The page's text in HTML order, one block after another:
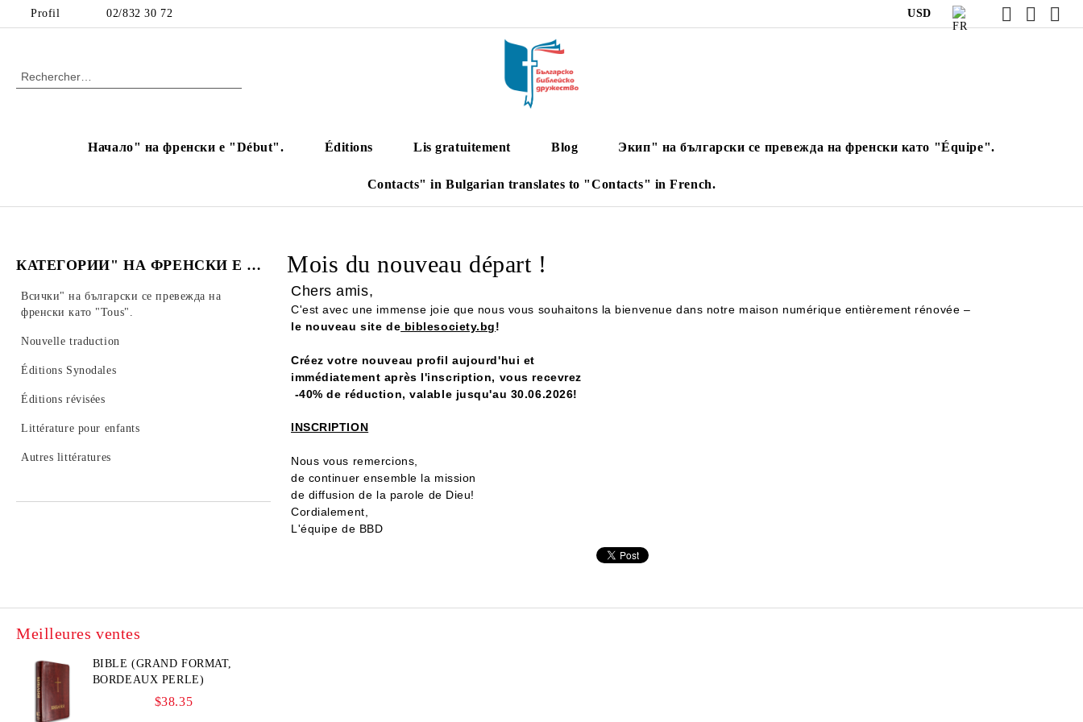
Profil 02/832 30 72 USD
Начало" на френски е "Début". Éditions Lis gratuitement Blog Экип" на български се превежда на френски като "Équipe".
Contacts" in Bulgarian translates to "Contacts" in French.
КАТЕГОРИИ" НА ФРЕНСКИ Е "CATÉGORIES".
Всички" на български се превежда на
френски като "Tous".
Nouvelle traduction
Éditions Synodales
Éditions révisées
Littérature pour enfants
Autres littératures
Mois du nouveau départ !
Chers amis,
C'est avec une immense joie que nous vous souhaitons la bienvenue dans notre maison numérique entièrement rénovée –
le nouveau site de biblesociety.bg!
Créez votre nouveau profil aujourd'hui et
immédiatement après l'inscription, vous recevrez
-40% de réduction, valable jusqu'au 30.06.2026!
INSCRIPTION
Nous vous remercions,
de continuer ensemble la mission
de diffusion de la parole de Dieu!
Cordialement,
L'équipe de BBD
Meilleures ventes
BIBLE (GRAND FORMAT,
BORDEAUX PERLE)
$38.35